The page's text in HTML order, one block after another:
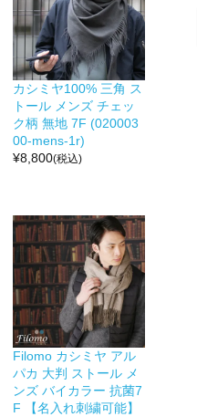
カシミヤ100% 三角 ス
トール メンズ チェッ
ク柄 無地 7F (020003
00-mens-1r)
¥8,800(税込)
Filomo カシミヤ アル
パカ 大判 ストール メ
ンズ バイカラー 抗菌7
F 【名入れ刺繍可能】